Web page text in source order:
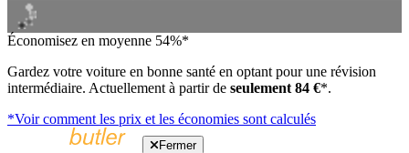
Économisez en moyenne 54%*
Gardez votre voiture en bonne santé en optant pour une révision
intermédiaire. Actuellement à partir de seulement 84 €*.
*Voir comment les prix et les économies sont calculés
Fermer